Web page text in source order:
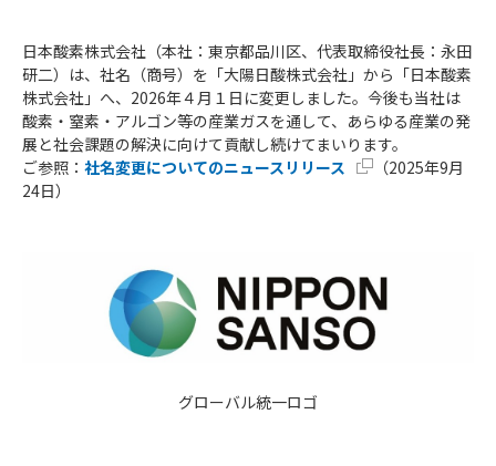
日本酸素株式会社（本社：東京都品川区、代表取締役社長：永田
研二）は、社名（商号）を「大陽日酸株式会社」から「日本酸素
株式会社」へ、2026年４月１日に変更しました。今後も当社は
酸素・窒素・アルゴン等の産業ガスを通して、あらゆる産業の発
展と社会課題の解決に向けて貢献し続けてまいります。
ご参照： 社名変更についてのニュースリリース
（2025年9月
24日）
グローバル統一ロゴ